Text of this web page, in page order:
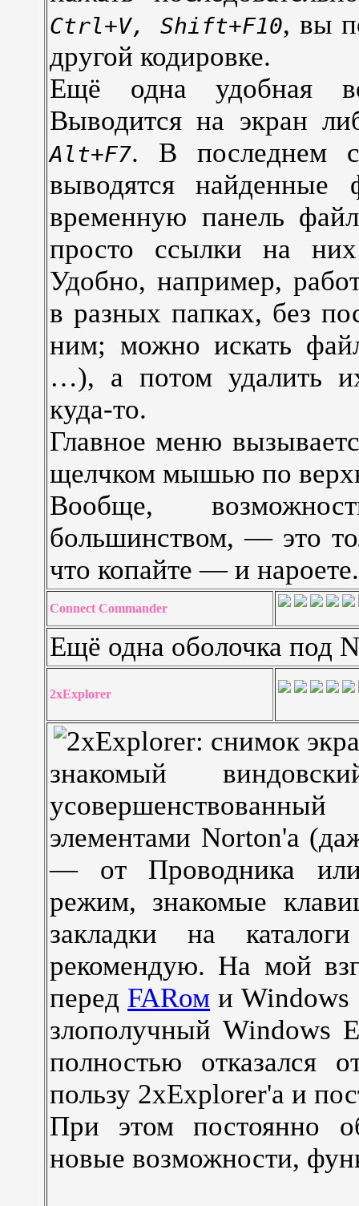
Ctrl+V, Shift+F10, вы
другой кодировке.
Ещё одна удобная
Выводится на экран
Alt+F7. В последнем
выводятся найденные
временную панель
просто ссылки на
Удобно, например,
в разных папках, без
ним; можно искать
…), а потом удалить
куда-то.
Главное меню
щелчком мышью по
Вообще,
большинством, — это
что копайте — и нароете.
Connect Commander
Ещё одна оболочка под
2xExplorer
знакомый
элементами Norton'a
— от Проводника
режим, знакомые
закладки на
рекомендую. На мой
перед FARом и Windows
злополучный Windows
полностью отказался
пользу 2xExplorer'a и
При этом постоянно
новые возможности,